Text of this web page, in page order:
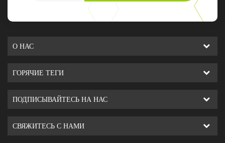
О НАС
ГОРЯЧИЕ ТЕГИ
ПОДПИСЫВАЙТЕСЬ НА НАС
СВЯЖИТЕСЬ С НАМИ